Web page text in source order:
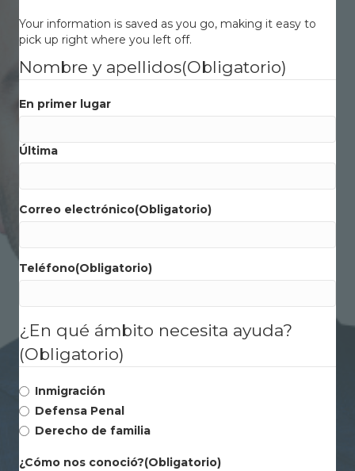
Your information is saved as you go, making it easy to
pick up right where you left off.
Nombre y apellidos(Obligatorio)
En primer lugar
Última
Correo electrónico(Obligatorio)
Teléfono(Obligatorio)
¿En qué ámbito necesita ayuda?
(Obligatorio)
Inmigración
Defensa Penal
Derecho de familia
¿Cómo nos conoció?(Obligatorio)